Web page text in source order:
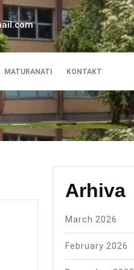
MATURANATI KONTAKT
Arhiva
March 2026
February 2026